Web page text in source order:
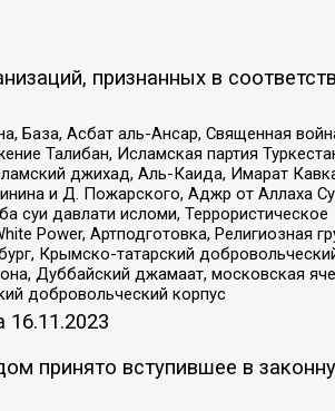
признанных в
База, Асбат аль-Ансар, Священная
Талибан, Исламская партия
джихад, Аль-Каида, Имарат
и Д. Пожарского, Аджр от Аллаха
давлати исломи, Террористическое
Power, Артподготовка, Религиозная
Крымско-татарский
Дуббайский джамаат, московская
добровольческий корпус
16.11.2023
принято вступившее в